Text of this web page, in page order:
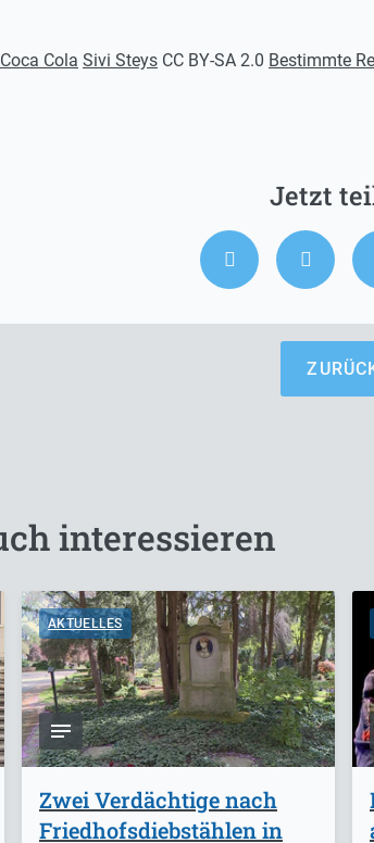
Cola Sivi Steys CC BY-SA 2.0 Bestimmte
interessieren
AKTUELLES
Zwei Verdächtige nach
Friedhofsdiebstählen in